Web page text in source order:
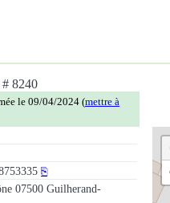
# 8240
le 09/04/2024 (mettre à
⎘
07500 Guilherand-